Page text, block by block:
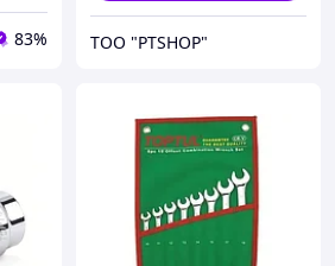
83% ТОО "PTSHOP"